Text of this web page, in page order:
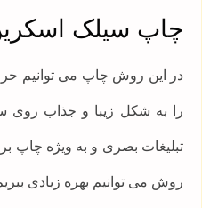
چاپ سیلک
در این روش چاپ می توانیم
را به شکل زیبا و جذاب روی
تبلیغات بصری و به ویژه چاپ
روش می توانیم بهره زیادی